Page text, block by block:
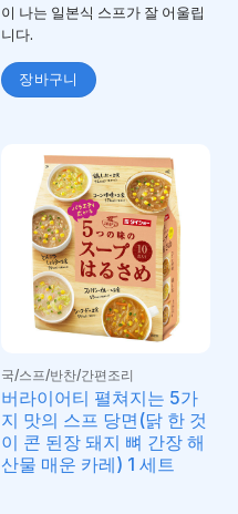
이 나는 일본식 스프가 잘 어울립
니다.
장바구니
국/스프/반찬/간편조리
버라이어티 펼쳐지는 5가
지 맛의 스프 당면(닭 한 것
이 콘 된장 돼지 뼈 간장 해
산물 매운 카레) 1 세트